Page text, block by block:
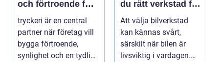
och förtroende för
ditt företag
tryckeri är en central
partner när företag vill
bygga förtroende,
synlighet och en tydlig
du rätt verkstad för
din bil
Att välja bilverkstad
kan kännas svårt,
särskilt när bilen är
livsviktig i vardagen.